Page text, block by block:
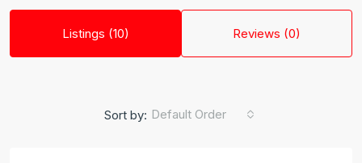
Listings (10) Reviews (0)
Sort by: Default Order